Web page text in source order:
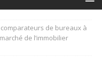
comparateurs de bureaux à
de l’immobilier